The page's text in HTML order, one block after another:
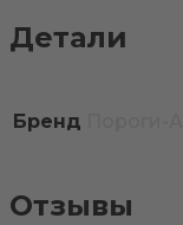
Детали
Бренд
Отзывы